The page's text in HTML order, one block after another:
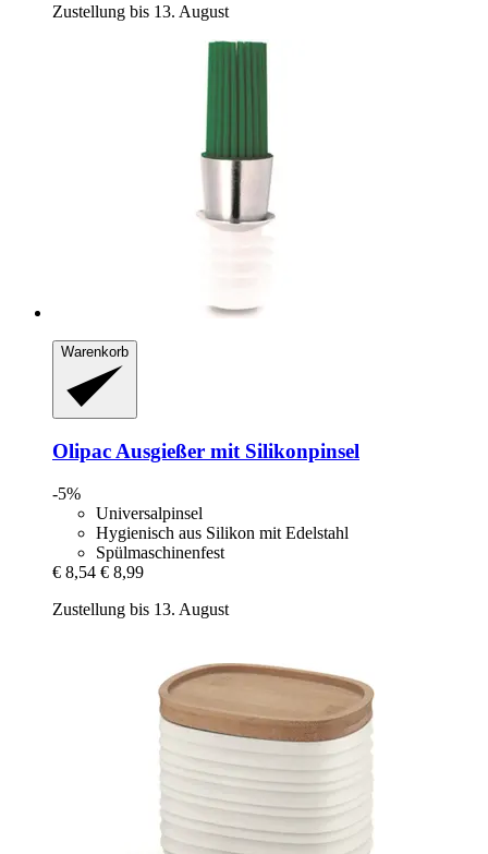
Zustellung bis 13. August
Warenkorb
Olipac Ausgießer mit Silikonpinsel
-5%
Universalpinsel
Hygienisch aus Silikon mit Edelstahl
Spülmaschinenfest
€ 8,54 € 8,99
Zustellung bis 13. August